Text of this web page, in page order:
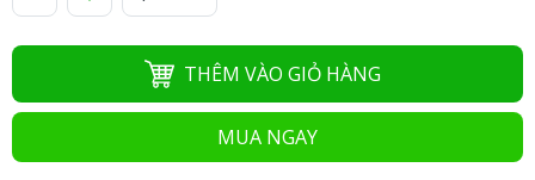
THÊM VÀO GIỎ HÀNG
MUA NGAY